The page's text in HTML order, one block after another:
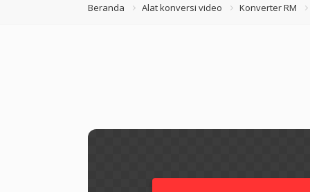
Beranda Alat konversi video Konverter RM